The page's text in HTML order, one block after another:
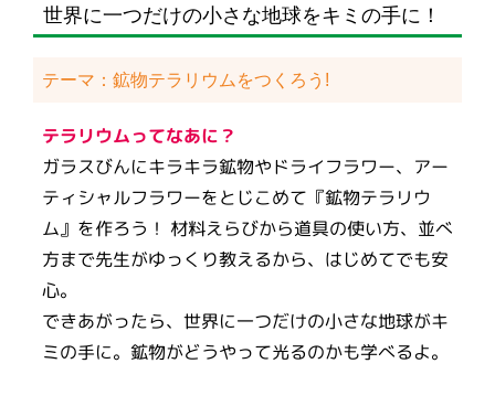
世界に一つだけの小さな地球をキミの手に！
テーマ：鉱物テラリウムをつくろう!
テラリウムってなあに？
ガラスびんにキラキラ鉱物やドライフラワー、アー
ティシャルフラワーをとじこめて『鉱物テラリウ
ム』を作ろう！ 材料えらびから道具の使い方、並べ
方まで先生がゆっくり教えるから、はじめてでも安
心。
できあがったら、世界に一つだけの小さな地球がキ
ミの手に。鉱物がどうやって光るのかも学べるよ。